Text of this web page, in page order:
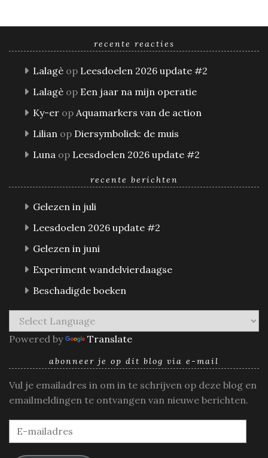
recente reacties
Lalagè op Leesdoelen 2026 update #2
Lalagè op Een jaar na mijn operatie
Ky-er op Aquamarkers van de action
Lilian op Diersymboliek: de muis
Luna op Leesdoelen 2026 update #2
recente berichten
Gelezen in juli
Leesdoelen 2026 update #2
Gelezen in juni
Experiment wandelvierdaagse
Beschadigde boeken
Powered by Translate
abonneer je op dit blog via e-mail
Vul je emailadres in om in te schrijven op deze blog en
emailmeldingen te ontvangen van nieuwe berichten.
E-
mailadres